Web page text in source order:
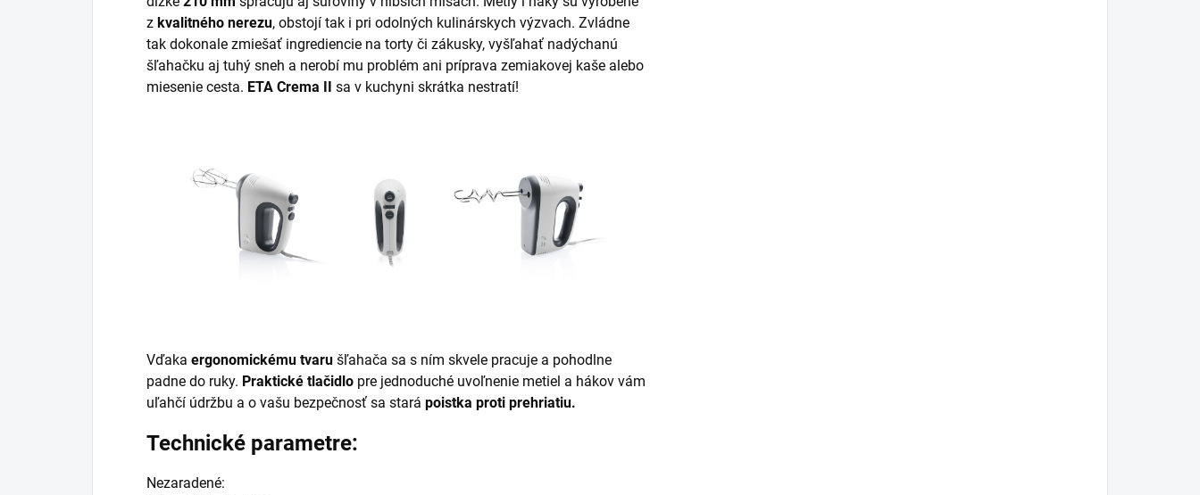
z kvalitného nerezu, obstojí tak i pri odolných kulinárskych výzvach. Zvládne
tak dokonale zmiešať ingrediencie na torty či zákusky, vyšľahať nadýchanú
šľahačku aj tuhý sneh a nerobí mu problém ani príprava zemiakovej kaše alebo
miesenie cesta. ETA Crema II sa v kuchyni skrátka nestratí!
Vďaka ergonomickému tvaru šľahača sa s ním skvele pracuje a pohodlne
padne do ruky. Praktické tlačidlo pre jednoduché uvoľnenie metiel a hákov vám
uľahčí údržbu a o vašu bezpečnosť sa stará poistka proti prehriatiu.
Technické parametre:
Nezaradené: